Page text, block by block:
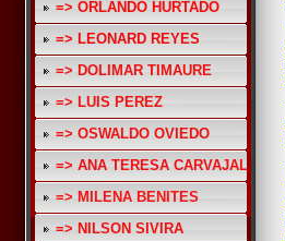
=> ORLANDO HURTADO
=> LEONARD REYES
=> DOLIMAR TIMAURE
=> LUIS PEREZ
=> OSWALDO OVIEDO
=> ANA TERESA CARVAJAL
=> MILENA BENITES
=> NILSON SIVIRA